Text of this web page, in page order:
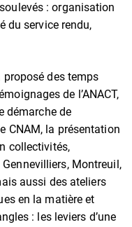
: organisation
du service rendu,
proposé des temps
de l’ANACT,
démarche de
CNAM, la présentation
collectivités,
Montreuil,
aussi des ateliers
en la matière et
: les leviers d’une